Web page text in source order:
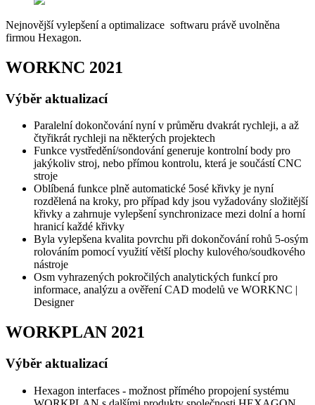
Nejnovější vylepšení a optimalizace softwaru právě uvolněna
firmou Hexagon.
WORKNC 2021
Výběr aktualizací
Paralelní dokončování nyní v průměru dvakrát rychleji, a až
čtyřikrát rychleji na některých projektech
Funkce vystředění/sondování generuje kontrolní body pro
jakýkoliv stroj, nebo přímou kontrolu, která je součástí CNC
stroje
Oblíbená funkce plně automatické 5osé křivky je nyní
rozdělená na kroky, pro případ kdy jsou vyžadovány složitější
křivky a zahrnuje vylepšení synchronizace mezi dolní a horní
hranicí každé křivky
Byla vylepšena kvalita povrchu při dokončování rohů 5-osým
rolováním pomocí využití větší plochy kulového/soudkového
nástroje
Osm vyhrazených pokročilých analytických funkcí pro
informace, analýzu a ověření CAD modelů ve WORKNC |
Designer
WORKPLAN 2021
Výběr aktualizací
Hexagon interfaces - možnost přímého propojení systému